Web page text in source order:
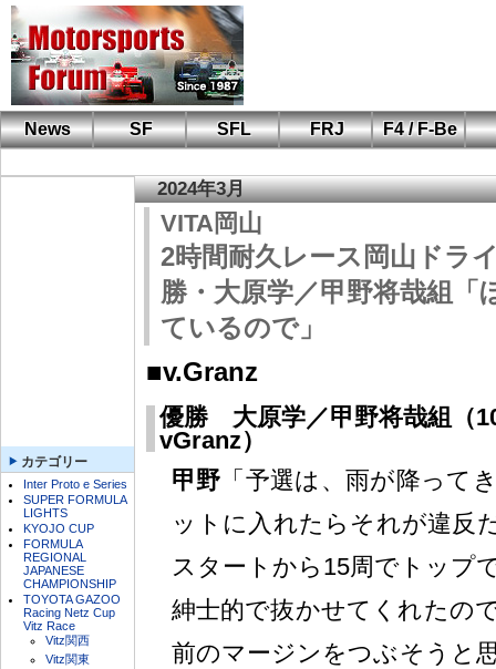
News SF SFL FRJ
F4 / F-Be
カテゴリー
Inter Proto e Series
SUPER FORMULA
LIGHTS
KYOJO CUP
FORMULA
REGIONAL
JAPANESE
CHAMPIONSHIP
TOYOTA GAZOO
Racing Netz Cup
Vitz Race
Vitz関西
Vitz関東
2024年3月
VITA岡山
2時間耐久レース岡山ドラ
勝・大原学／甲野将哉組「
ているので」
■v.Granz
優勝 大原学／甲野将哉組（
vGranz）
甲野 「予選は、雨が降って
ットに入れたらそれが違反
スタートから15周でトップ
紳士的で抜かせてくれたの
前のマージンをつぶそうと